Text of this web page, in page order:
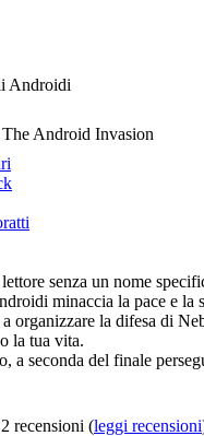
Androidi
Android Invasion
senza un nome
minaccia la pace e la
a organizzare la difesa di
la tua vita.
a seconda del finale
recensioni (leggi recensioni